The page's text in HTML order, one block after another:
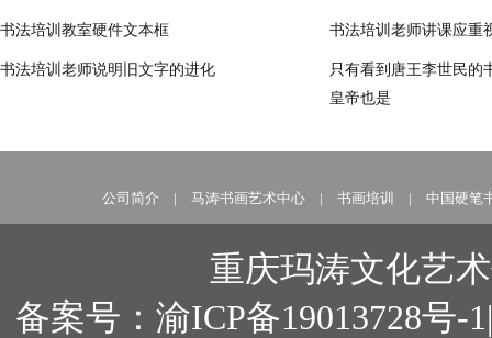
书法培训教室硬件文本框 书法培训老师讲课应重
书法培训老师说明旧文字的进化
只有看到唐王李世民的
皇帝也是
公司简介 | 马涛书画艺术中心 | 书画培训 | 中国硬笔
重庆玛涛文化艺
备案号： 渝ICP备19013728号-1